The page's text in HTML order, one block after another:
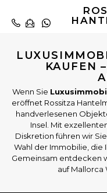
KAUFEN
Wenn Sie
eröffnet Rossitza
handverlesenen
Insel. Mit
Diskretion führen wir
Wahl der Immobilie, die
Gemeinsam entdecken
auf Mallorca